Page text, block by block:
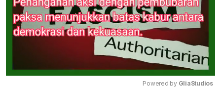
Powered by GliaStudios